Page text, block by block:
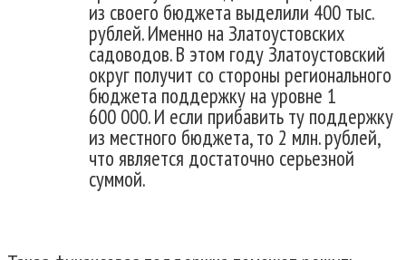
из своего бюджета выделили 400 тыс.
рублей. Именно на Златоустовских
садоводов. В этом году Златоустовский
округ получит со стороны регионального
бюджета поддержку на уровне 1
600 000. И если прибавить ту поддержку
из местного бюджета, то 2 млн. рублей,
что является достаточно серьезной
суммой.